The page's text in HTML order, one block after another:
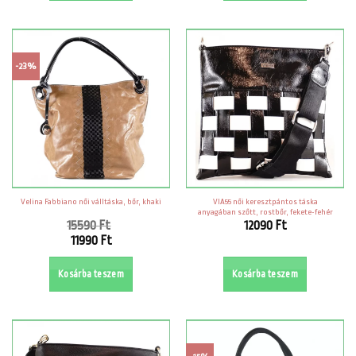
-23%
Velina Fabbiano női válltáska, bőr, khaki
15590Ft
Original
15590 Ft.
11990 Ft
Current
price
is:
11990 Ft.
Kosárba teszem
VIA55 női keresztpántos táska
anyagában szőtt, rostbőr, fekete-fehér
12090 Ft
Kosárba teszem